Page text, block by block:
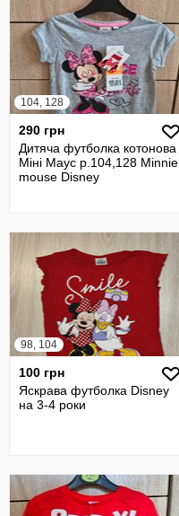
104, 128
290 грн
Дитяча футболка котонова
Міні Маус р.104,128 Minnie
mouse Disney
98, 104
100 грн
Яскрава футболка Disney
на 3-4 роки